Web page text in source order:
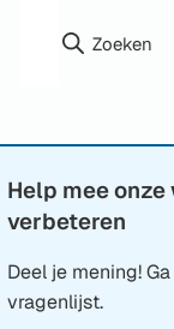
Zoeken
Informatie:
Help mee
verbeteren
Deel je mening!
vragenlijst.